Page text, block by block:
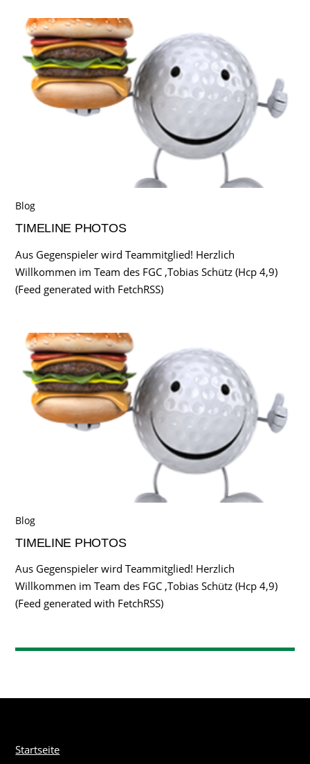
Blog
TIMELINE PHOTOS
Aus Gegenspieler wird Teammitglied! Herzlich
Willkommen im Team des FGC ,Tobias Schütz (Hcp 4,9)
(Feed generated with FetchRSS)
Blog
TIMELINE PHOTOS
Aus Gegenspieler wird Teammitglied! Herzlich
Willkommen im Team des FGC ,Tobias Schütz (Hcp 4,9)
(Feed generated with FetchRSS)
Startseite